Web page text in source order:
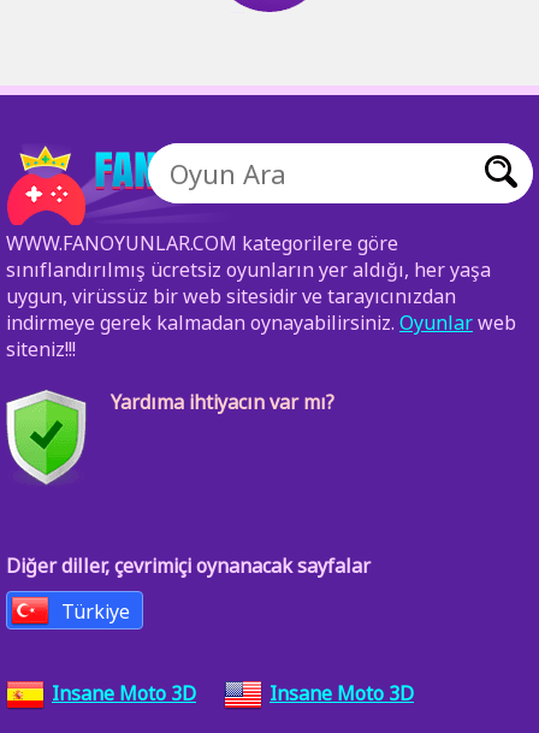
WWW.FANOYUNLAR.COM kategorilere göre
sınıflandırılmış ücretsiz oyunların yer aldığı, her yaşa
uygun, virüssüz bir web sitesidir ve tarayıcınızdan
indirmeye gerek kalmadan oynayabilirsiniz. Oyunlarweb
siteniz!!!
Yardıma ihtiyacın var mı?
Diğer diller, çevrimiçi oynanacak sayfalar
Türkiye
Insane Moto 3D Insane Moto 3D